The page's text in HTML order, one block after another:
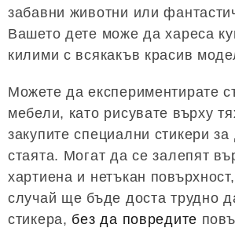
забавни животни или
Вашето дете може да хареса
килими с всякакъв красив
Можете да експериментирате
мебели, като рисувате върху
закупите специални стикери
стаята. Могат да се залепят
хартиена и нетъкан
случай ще бъде доста трудно
стикера, без да повредите